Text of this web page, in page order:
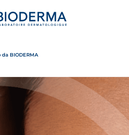
da BIODERMA